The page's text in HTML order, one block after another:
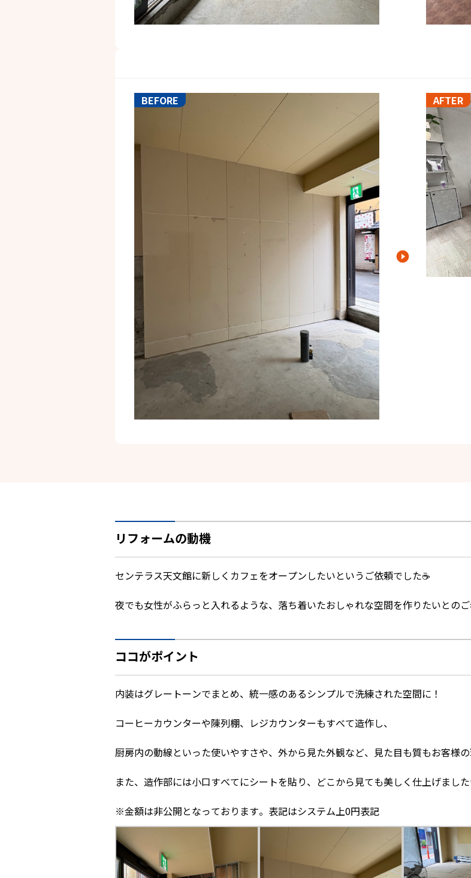
リフォームの動機
センテラス天文館に新しくカフェをオープンしたいというご依頼でした☕
夜でも女性がふらっと入れるような、落ち着いたおしゃれな空間を作りたいとのご
ココがポイント
内装はグレートーンでまとめ、統一感のあるシンプルで洗練された空間に！
コーヒーカウンターや陳列棚、レジカウンターもすべて造作し、
厨房内の動線といった使いやすさや、外から見た外観など、見た目も質もお客様
また、造作部には小口すべてにシートを貼り、どこから見ても美しく仕上げました
※金額は非公開となっております。表記はシステム上0円表記